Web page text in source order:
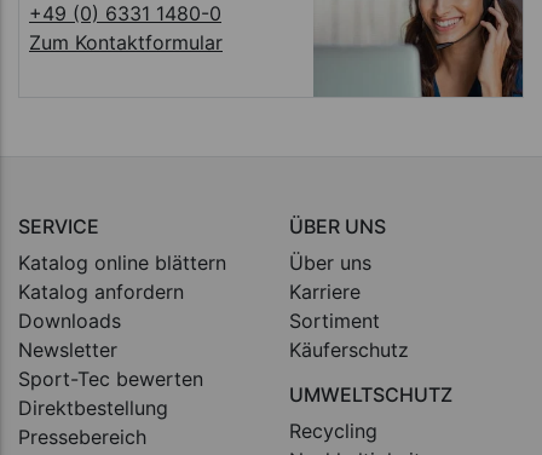
+49 (0) 6331 1480-0
Zum Kontaktformular
SERVICE
Katalog online blättern
Katalog anfordern
Downloads
Newsletter
Sport-Tec bewerten
Direktbestellung
Pressebereich
ÜBER UNS
Über uns
Karriere
Sortiment
Käuferschutz
UMWELTSCHUTZ
Recycling